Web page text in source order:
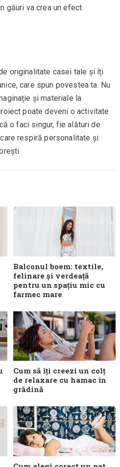
găuri va crea un efect
originalitate casei tale și îți
care spun povestea ta. Nu
și materiale la
poate deveni o activitate
o faci singur, fie alături de
respiră personalitate și
Balconul boem: textile,
felinare și verdeață
pentru un spațiu mic cu
farmec mare
Cum să îți creezi un colț
de relaxare cu hamac în
grădină